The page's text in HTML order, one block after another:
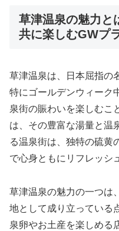
草津温泉の魅力と
共に楽しむGWプ
草津温泉は、日本屈指の
特にゴールデンウィーク
泉街の賑わいを楽しむこ
は、その豊富な湯量と温
る温泉街は、独特の硫黄
で心身ともにリフレッシ
草津温泉の魅力の一つは
地として成り立っている
泉卵やお土産を楽しめる